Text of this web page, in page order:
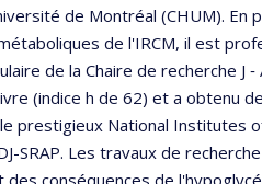
de Montréal (CHUM). En
de l'IRCM, il est
de la Chaire de recherche J
(indice h de 62) et a obtenu
prestigieux National Institutes
SRAP. Les travaux de
conséquences de